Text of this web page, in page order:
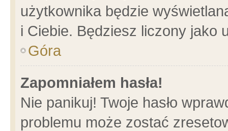
użytkownika będzie
i Ciebie. Będziesz liczony jako
Góra
Zapomniałem hasła!
Nie panikuj! Twoje hasło
problemu może zostać